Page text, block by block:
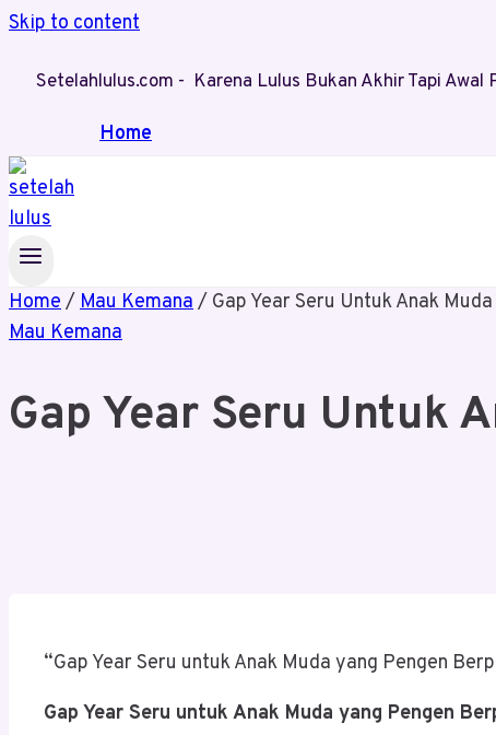
Skip to content
Setelahlulus.com - Karena Lulus Bukan Akhir Tapi
Home
Home/ Mau Kemana/ Gap Year Seru Untuk Anak
Mau Kemana
Gap Year Seru Untuk
“Gap Year Seru untuk Anak Muda yang Pengen
Gap Year Seru untuk Anak Muda yang Pengen